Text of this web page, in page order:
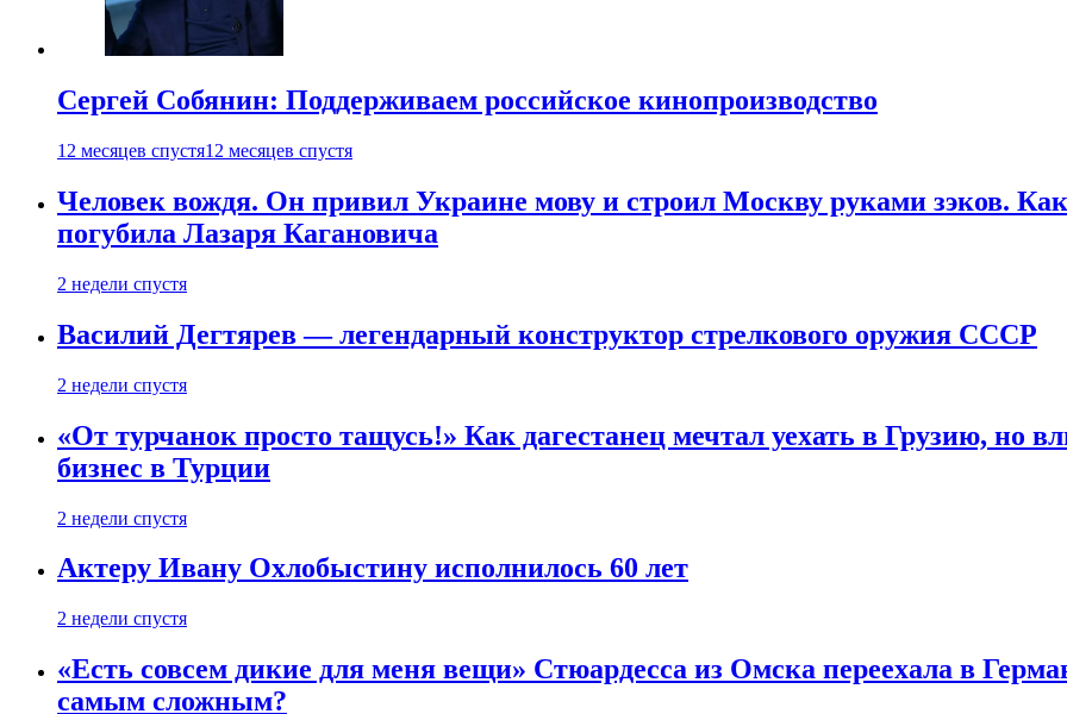
Сергей Собянин: Поддерживаем российское кинопроизводство
12 месяцев спустя12 месяцев спустя
Человек вождя. Он привил Украине мову и строил Москву руками зэков.
погубила Лазаря Кагановича
2 недели спустя
Василий Дегтярев — легендарный конструктор стрелкового оружия СССР
2 недели спустя
«От турчанок просто тащусь!» Как дагестанец мечтал уехать в Грузию, но
бизнес в Турции
2 недели спустя
Актеру Ивану Охлобыстину исполнилось 60 лет
2 недели спустя
«Есть совсем дикие для меня вещи» Стюардесса из Омска переехала в
самым сложным?